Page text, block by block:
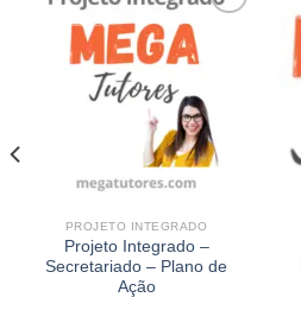
PROJETO INTEGRADO
Projeto Integrado –
Secretariado – Plano de
Ação